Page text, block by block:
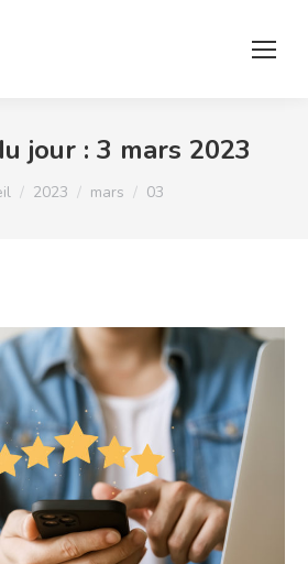
jour : 3 mars 2023
êtes ici :
2023 mars 03